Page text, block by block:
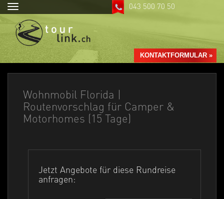
043 500 70 50
KONTAKTFORMULAR »
Toggle
Wohnmobil Florida |
Routenvorschlag für Camper &
Motorhomes (15 Tage)
Jetzt Angebote für diese Rundreise
anfragen: